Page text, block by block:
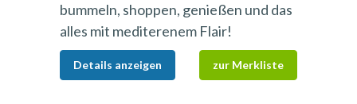
bummeln, shoppen, genießen und das
alles mit mediterenem Flair!
Details anzeigen zur Merkliste